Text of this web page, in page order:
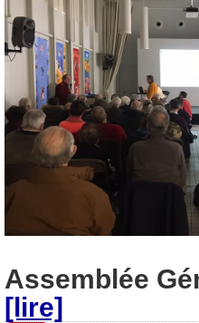
Assemblée
[lire]